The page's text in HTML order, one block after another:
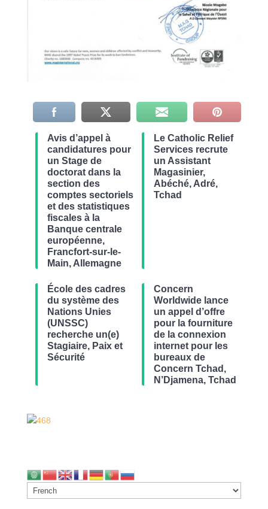
Avis d’appel à
candidatures pour
un Stage de
doctorat dans la
section des
comptes sectoriels
et des statistiques
fiscales à la
Banque centrale
européenne,
Francfort-sur-le-
Main, Allemagne
Le Catholic Relief
Services recrute
un Assistant
Magasinier,
Abéché, Adré,
Tchad
École des cadres
du système des
Nations Unies
(UNSSC)
recherche un(e)
Stagiaire, Paix et
Sécurité
Concern
Worldwide lance
un appel d’offre
pour la fourniture
de la connexion
internet pour les
bureaux de
Concern Tchad,
N’Djamena, Tchad